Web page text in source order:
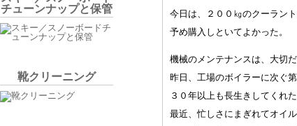
チューンナップと保管
靴クリーニング
今日は、２００㎏のクーラン
予め購入しといてよかった。
機械のメンテナンスは、大切だ
昨日、工場のボイラーに次ぐ
３０年以上も長生きしてくれ
最近、忙しさにまぎれてオイ